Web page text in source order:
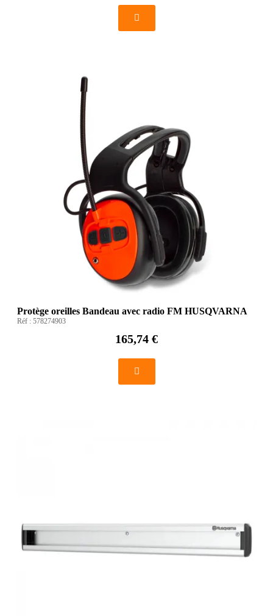
Protège oreilles Bandeau avec radio FM HUSQVARNA
Réf : 578274903
165,74 €